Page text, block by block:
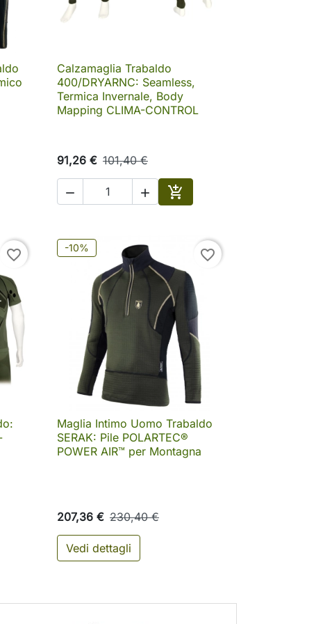
 Anteprima
Calzamaglia Trabaldo
400/DRYARNC: Seamless,
Termica Invernale, Body
Mapping CLIMA-CONTROL
91,26 € 101,40 €
  
Aggiungi al carrello
favorite_border
al carrello
-10% favorite_border
 Anteprima
Maglia Intimo Uomo Trabaldo
SERAK: Pile POLARTEC®
POWER AIR™ per Montagna
207,36 € 230,40 €
Vedi dettagli